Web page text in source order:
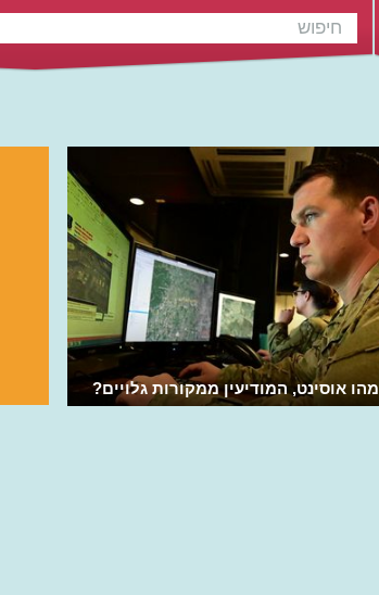
מהו אוסינט, המודיעין ממקורות גלויים?